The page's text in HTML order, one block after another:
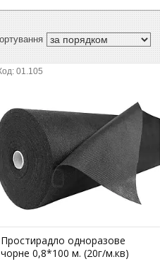
01.105
Простирадло одноразове
чорне 0,8*100 м. (20г/м.кв)